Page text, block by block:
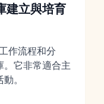
建立與培育
作流程和分
。它非常適合主
。